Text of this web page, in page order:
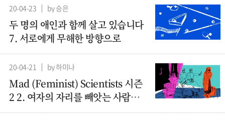
20-04-23 by 승은
두 명의 애인과 함께 살고 있습니다
7. 서로에게 무해한 방향으로
20-04-21 by 하미나
Mad (Feminist) Scientists 시즌
2 2. 여자의 자리를 빼앗는 사람들 -
산파